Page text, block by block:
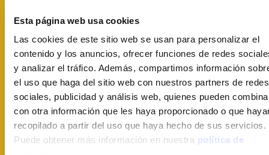
Esta página web usa cookies
Las cookies de este sitio web se usan para personalizar el
contenido y los anuncios, ofrecer funciones de redes
y analizar el tráfico. Además, compartimos información
el uso que haga del sitio web con nuestros partners de redes
sociales, publicidad y análisis web, quienes pueden
con otra información que les haya proporcionado o que
recopilado a partir del uso que haya hecho de sus servicios.
Puede obtener más información en nuestra política de
éxito
Rellena el formulario con tus datos y te
enviaremos a tu correo el PDF con toda
la información de la obra.